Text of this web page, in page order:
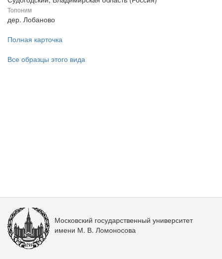
Топоним
дер. Лобаново
Полная карточка
Все образцы этого вида
Московский государственный университет
имени М. В. Ломоносова